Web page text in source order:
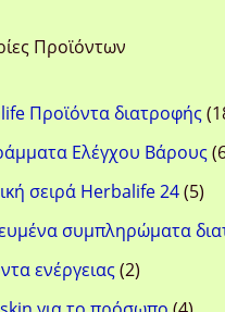
Προϊόντων
Προϊόντα διατροφής
Ελέγχου Βάρους
σειρά Herbalife 24 55
συμπληρώματα
ενέργειας 22
προϊόντα